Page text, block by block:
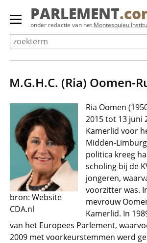
Overslaan
Primair
menu
tonen/verbergen
PARLEMENT
onder redactie van het Montesquieu
M.G.H.C. (Ria) Oomen-
bron: Website
CDA.nl
Ria Oomen
2015 tot 13 juni
Kamerlid voor
Midden-
politica kreeg
scholing bij de
jongeren,
voorzitter was.
mevrouw
Kamerlid. In
van het Europees Parlement,
2009 met voorkeurstemmen werd